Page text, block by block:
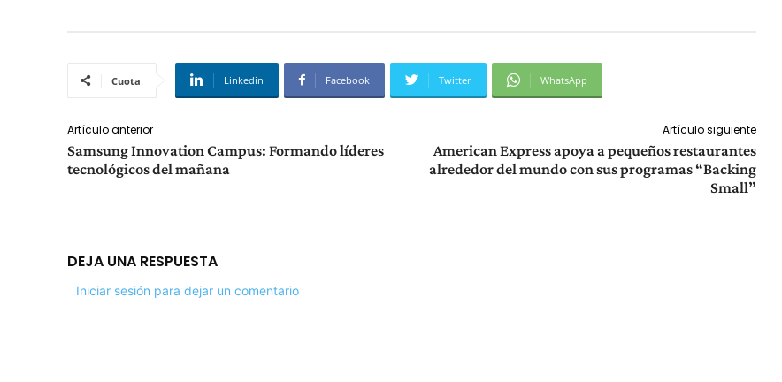
Cuota Linkedin Facebook Twitter WhatsApp
Artículo anterior
Samsung Innovation Campus: Formando líderes
tecnológicos del mañana
Artículo siguiente
American Express apoya a pequeños restaurantes
alrededor del mundo con sus programas “Backing
Small”
DEJA UNA RESPUESTA
Iniciar sesión para dejar un comentario